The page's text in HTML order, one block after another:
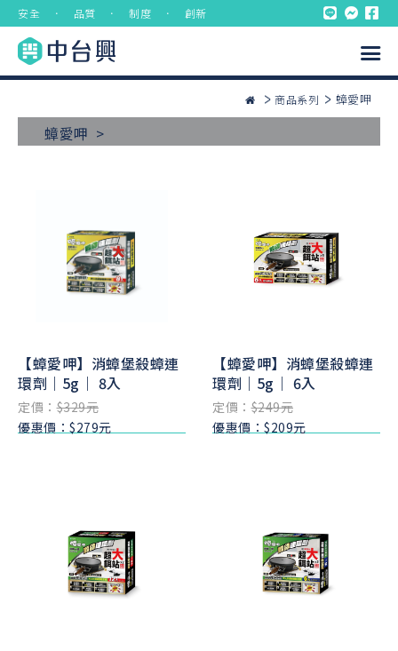
安全 ． 品質 ． 制度 ． 創新
商品系列 蟑愛呷
蟑愛呷 >
【蟑愛呷】消蟑堡殺蟑連
環劑｜5g｜ 8入
定價：$329元
優惠價：$279元
【蟑愛呷】消蟑堡殺蟑連
環劑｜5g｜ 6入
定價：$249元
優惠價：$209元